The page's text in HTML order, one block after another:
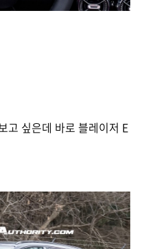
고 싶은데 바로 블레이저 E